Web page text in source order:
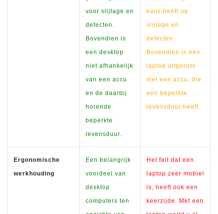
voor slijtage en
defecten.
Bovendien is
een desktop
niet afhankelijk
van een accu
en de daarbij
horende
beperkte
levensduur.
kans heeft op
slijtage en
defecten.
Bovendien is een
laptop uitgerust
met een accu, die
een beperkte
levensduur heeft.
Ergonomische
werkhouding
Een belangrijk
voordeel van
desktop
computers ten
Het feit dat een
laptop zeer mobiel
is, heeft ook een
keerzijde. Met een